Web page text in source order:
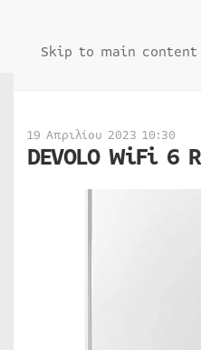
Skip to main content
19 Απριλίου 2023 10:30
DEVOLO WiFi